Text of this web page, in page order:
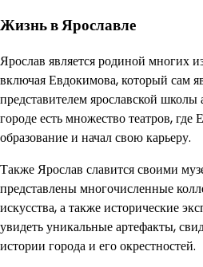
Жизнь в Ярославле
Ярослав является родиной многих
включая Евдокимова, который сам
представителем ярославской школы
городе есть множество театров,
образование и начал свою карьеру.
Также Ярослав славится своими
представлены многочисленные
искусства, а также исторические
увидеть уникальные артефакты,
истории города и его окрестностей.